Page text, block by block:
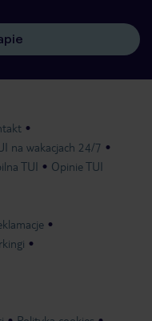
na wakacjach 24/7
TUI Opinie TUI